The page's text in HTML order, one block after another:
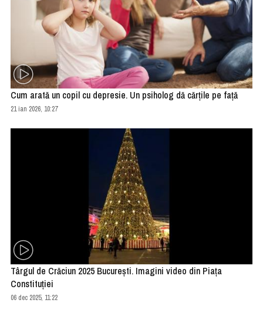
Cum arată un copil cu depresie. Un psiholog dă cărţile pe faţă
21 ian 2026, 10:27
Târgul de Crăciun 2025 Bucureşti. Imagini video din Piaţa
Constituţiei
06 dec 2025, 11:22